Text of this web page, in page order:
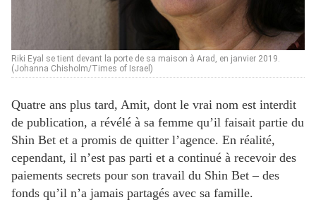
Riki Eyal se tient devant la porte de sa maison à Arad, en janvier 2019.
(Johanna Chisholm/Times of Israel)
Quatre ans plus tard, Amit, dont le vrai nom est interdit
de publication, a révélé à sa femme qu’il faisait partie du
Shin Bet et a promis de quitter l’agence. En réalité,
cependant, il n’est pas parti et a continué à recevoir des
paiements secrets pour son travail du Shin Bet – des
fonds qu’il n’a jamais partagés avec sa famille.